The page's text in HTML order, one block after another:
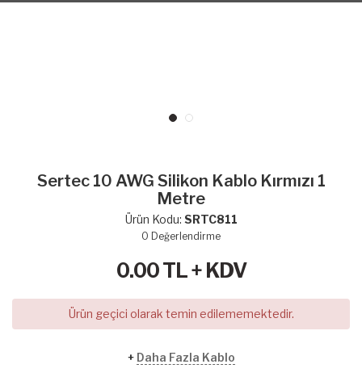
Sertec 10 AWG Silikon Kablo Kırmızı 1
Metre
Ürün Kodu: SRTC811
0 Değerlendirme
0.00TL + KDV
Ürün geçici olarak temin edilememektedir.
+ Daha Fazla Kablo